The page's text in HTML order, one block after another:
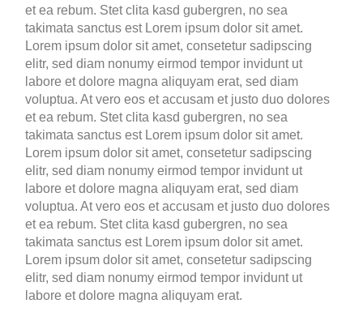
et ea rebum. Stet clita kasd gubergren, no sea
takimata sanctus est Lorem ipsum dolor sit amet.
Lorem ipsum dolor sit amet, consetetur sadipscing
elitr, sed diam nonumy eirmod tempor invidunt ut
labore et dolore magna aliquyam erat, sed diam
voluptua. At vero eos et accusam et justo duo dolores
et ea rebum. Stet clita kasd gubergren, no sea
takimata sanctus est Lorem ipsum dolor sit amet.
Lorem ipsum dolor sit amet, consetetur sadipscing
elitr, sed diam nonumy eirmod tempor invidunt ut
labore et dolore magna aliquyam erat, sed diam
voluptua. At vero eos et accusam et justo duo dolores
et ea rebum. Stet clita kasd gubergren, no sea
takimata sanctus est Lorem ipsum dolor sit amet.
Lorem ipsum dolor sit amet, consetetur sadipscing
elitr, sed diam nonumy eirmod tempor invidunt ut
labore et dolore magna aliquyam erat.